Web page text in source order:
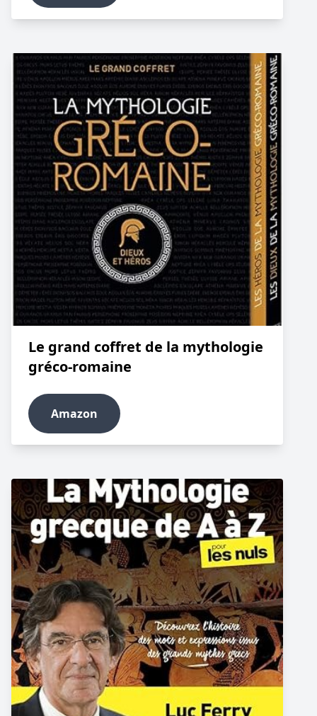
Le grand coffret de la mythologie
gréco-romaine
Amazon